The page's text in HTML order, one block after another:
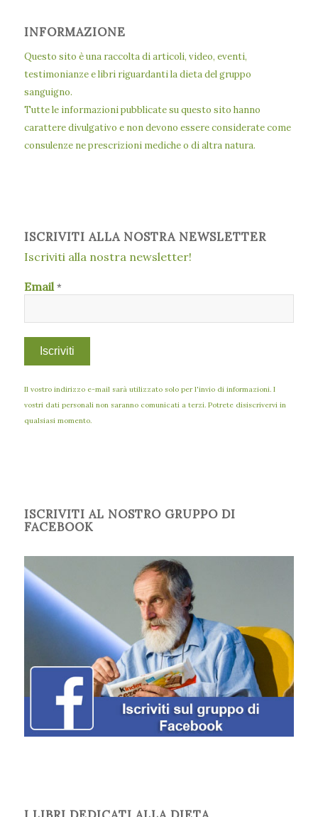
INFORMAZIONE
Questo sito è una raccolta di articoli, video, eventi,
testimonianze e libri riguardanti la dieta del gruppo
sanguigno.
Tutte le informazioni pubblicate su questo sito hanno
carattere divulgativo e non devono essere considerate come
consulenze ne prescrizioni mediche o di altra natura.
ISCRIVITI ALLA NOSTRA NEWSLETTER
Iscriviti alla nostra newsletter!
Email *
Il vostro indirizzo e-mail sarà utilizzato solo per l'invio di informazioni. I
vostri dati personali non saranno comunicati a terzi. Potrete disiscrivervi in
qualsiasi momento.
ISCRIVITI AL NOSTRO GRUPPO DI
FACEBOOK